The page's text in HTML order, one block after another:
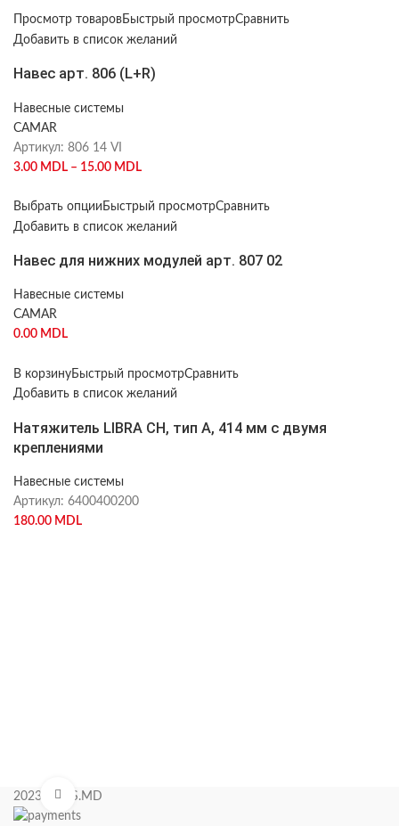
Нажмите, чтобы увеличить
Просмотр товаровБыстрый просмотрСравнить
Добавить в список желаний
Навес арт. 806 (L+R)
Навесные системы
CAMAR
Артикул: 806 14 VI
3.00 MDL – 15.00 MDL
Выбрать опции Быстрый просмотрСравнить
Добавить в список желаний
Навес для нижних модулей арт. 807 02
Навесные системы
CAMAR
0.00 MDL
В корзинуБыстрый просмотрСравнить
Добавить в список желаний
Натяжитель LIBRA CH, тип А, 414 мм с двумя
креплениями
Навесные системы
Артикул: 6400400200
180.00 MDL
2023 KIPAS.MD